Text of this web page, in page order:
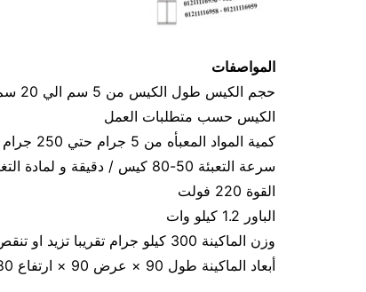
المواصفات
الكيس حسب متطلبات العمل
كمية المواد المعبأه من 5 جرام حتي 250 جرام و يمكن تعديله حتي 500 جرام
سرعة التعبئة 50-80 كيس / دقيقة و لمادة التغليف اعتبار في السرعه
القوة 220 فولت
الباور 1.2 كيلو وات
وزن الماكينة 300 كيلو جرام تقريبا تزيد او تنقص حسب تحديثات الماكينة
أبعاد الماكينة طول 90 × عرض 90 × ارتفاع 180 سم تقريبا و يمكن فك الماكينة و تركيبها في اي مكان